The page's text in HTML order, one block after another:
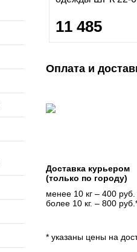
11 485
Оплата и
Доставка курьером
(только по городу)
менее 10 кг – 400 руб.
более 10 кг. – 800
* указаны цены на